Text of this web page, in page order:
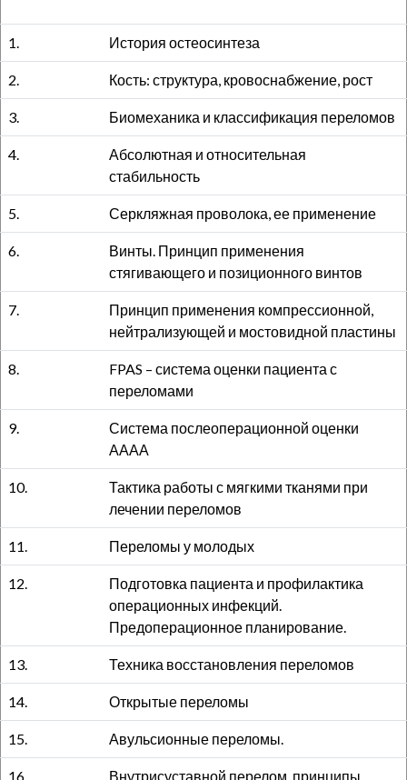
1. История остеосинтеза
2. Кость: структура, кровоснабжение, рост
3. Биомеханика и классификация переломов
4.
Абсолютная и относительная
стабильность
5. Серкляжная проволока, ее применение
6.
Винты. Принцип применения
стягивающего и позиционного винтов
7.
Принцип применения компрессионной,
нейтрализующей и мостовидной пластины
8.
FPAS – система оценки пациента с
переломами
9.
Система послеоперационной оценки
АААА
10.
Тактика работы с мягкими тканями при
лечении переломов
11. Переломы у молодых
12.
Подготовка пациента и профилактика
операционных инфекций.
Предоперационное планирование.
13. Техника восстановления переломов
14. Открытые переломы
15. Авульсионные переломы.
16. Внутрисуставной перелом, принципы